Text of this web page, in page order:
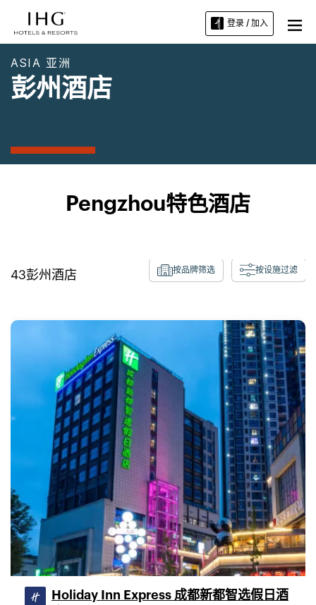
登录 / 加入
ASIA 亚洲
彭州酒店
Pengzhou特色酒店
43彭州酒店 按品牌筛选 按设施过滤
Holiday Inn Express 成都新都智选假日酒